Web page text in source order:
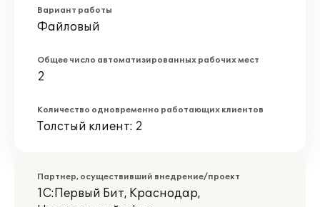
Вариант работы
Файловый
Общее число автоматизированных рабочих мест
2
Количество одновременно работающих клиентов
Толстый клиент: 2
Партнер, осуществивший внедрение/проект
1С:Первый Бит, Краснодар,